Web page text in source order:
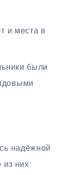
и места в
были
надёжной
из них